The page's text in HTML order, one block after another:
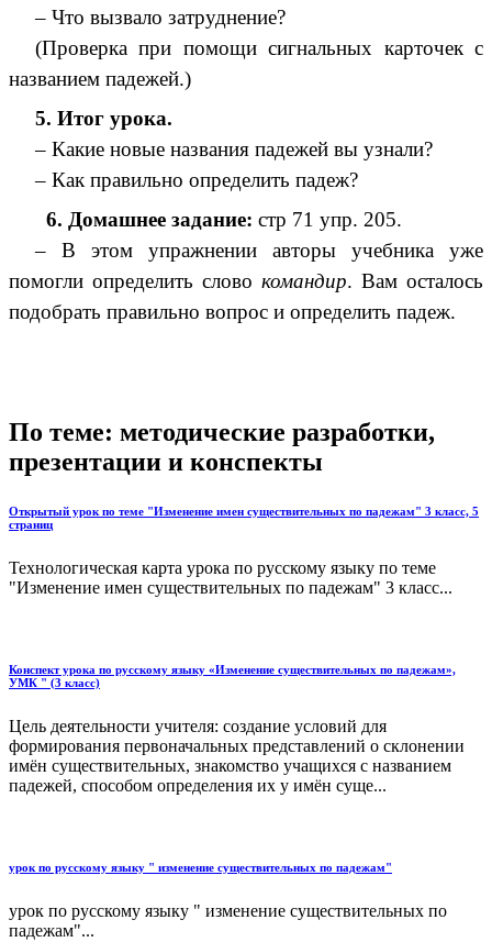
– Что вызвало затруднение?
(Проверка при помощи сигнальных карточек с
названием падежей.)
5. Итог урока.
– Какие новые названия падежей вы узнали?
– Как правильно определить падеж?
6. Домашнее задание: стр 71 упр. 205.
– В этом упражнении авторы учебника уже
помогли определить слово командир. Вам осталось
подобрать правильно вопрос и определить падеж.
По теме: методические разработки,
презентации и конспекты
Открытый урок по теме "Изменение имен существительных по падежам" 3 класс, 5
страниц
Технологическая карта урока по русскому языку по теме
"Изменение имен существительных по падежам" 3 класс...
Конспект урока по русскому языку «Изменение существительных по падежам»,
УМК " (3 класс)
Цель деятельности учителя: создание условий для
формирования первоначальных представлений о склонении
имён существительных, знакомство учащихся с названием
падежей, способом определения их у имён суще...
урок по русскому языку " изменение существительных по падежам"
урок по русскому языку " изменение существительных по
падежам"...